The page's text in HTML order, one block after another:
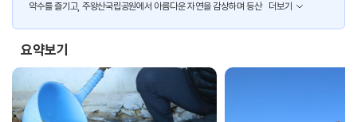
약수를 즐기고, 주왕산국립공원에서 아름다운 자연을 감상하며 등산
더보기
요약보기